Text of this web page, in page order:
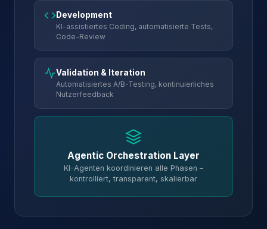
Development
KI-assistiertes Coding, automatisierte Tests,
Code-Review
Validation & Iteration
Automatisiertes A/B-Testing, kontinuierliches
Nutzerfeedback
Agentic Orchestration Layer
KI-Agenten koordinieren alle Phasen –
kontrolliert, transparent, skalierbar